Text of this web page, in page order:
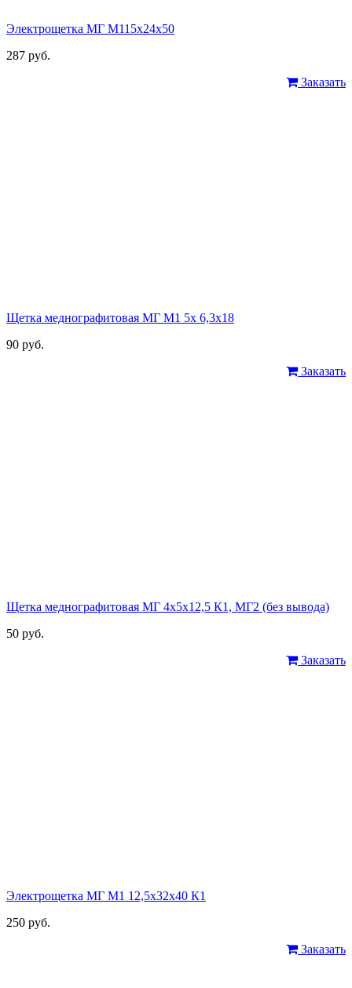
Электрощетка МГ М115х24х50
287 руб.
Заказать
Щетка меднографитовая МГ М1 5х 6,3х18
90 руб.
Заказать
Щетка меднографитовая МГ 4х5х12,5 К1, МГ2 (без вывода)
50 руб.
Заказать
Электрощетка МГ М1 12,5х32х40 К1
250 руб.
Заказать